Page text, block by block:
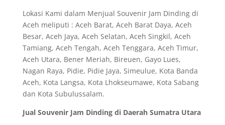
Lokasi Kami dalam Menjual Souvenir Jam Dinding di
Aceh meliputi : Aceh Barat, Aceh Barat Daya, Aceh
Besar, Aceh Jaya, Aceh Selatan, Aceh Singkil, Aceh
Tamiang, Aceh Tengah, Aceh Tenggara, Aceh Timur,
Aceh Utara, Bener Meriah, Bireuen, Gayo Lues,
Nagan Raya, Pidie, Pidie Jaya, Simeulue, Kota Banda
Aceh, Kota Langsa, Kota Lhokseumawe, Kota Sabang
dan Kota Subulussalam.
Jual Souvenir Jam Dinding di Daerah Sumatra Utara